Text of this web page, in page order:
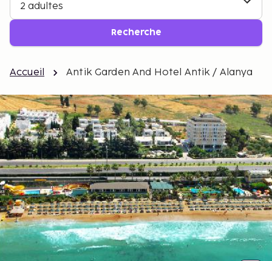
2 adultes
Recherche
Accueil Antik Garden And Hotel Antik / Alanya